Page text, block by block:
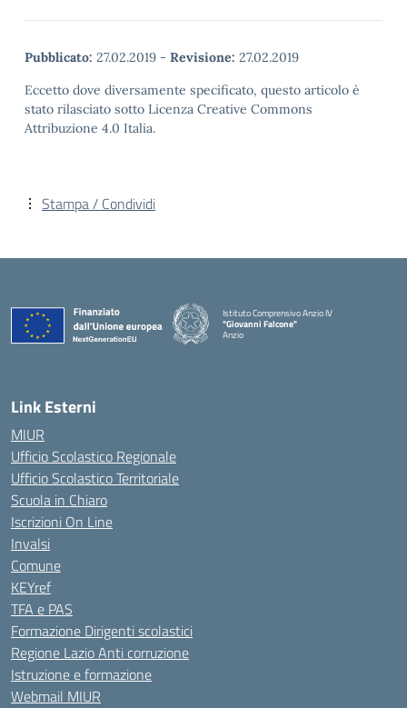
Pubblicato: 27.02.2019 - Revisione: 27.02.2019
Eccetto dove diversamente specificato, questo articolo è
stato rilasciato sotto Licenza Creative Commons
Attribuzione 4.0 Italia.
Stampa / Condividi
Istituto Comprensivo Anzio IV
"Giovanni Falcone"
Anzio
Link Esterni
MIUR
Ufficio Scolastico Regionale
Ufficio Scolastico Territoriale
Scuola in Chiaro
Iscrizioni On Line
Invalsi
Comune
KEYref
TFA e PAS
Formazione Dirigenti scolastici
Regione Lazio Anti corruzione
Istruzione e formazione
Webmail MIUR